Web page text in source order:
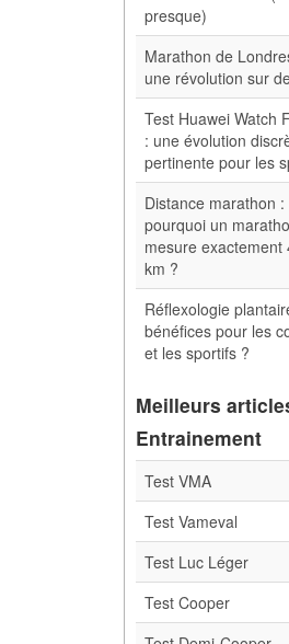
presque)
Marathon de
une révolution sur
Test Huawei Watch
: une évolution
pertinente pour les
Distance marathon :
pourquoi un
mesure exactement
km ?
Réflexologie
bénéfices pour les
et les sportifs ?
Meilleurs
Entrainement
Test VMA
Test Vameval
Test Luc Léger
Test Cooper